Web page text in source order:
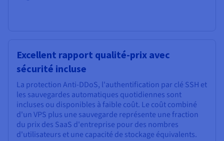
Excellent rapport qualité-prix avec
sécurité incluse
La protection Anti-DDoS, l'authentification par clé SSH et
les sauvegardes automatiques quotidiennes sont
incluses ou disponibles à faible coût. Le coût combiné
d'un VPS plus une sauvegarde représente une fraction
du prix des SaaS d'entreprise pour des nombres
d'utilisateurs et une capacité de stockage équivalents.